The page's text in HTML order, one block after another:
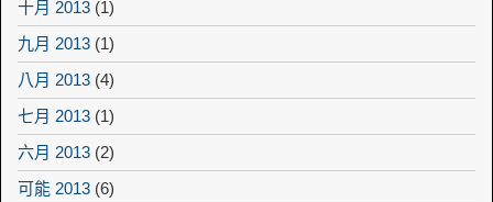
十月 2013 (1)
九月 2013 (1)
八月 2013 (4)
七月 2013 (1)
六月 2013 (2)
可能 2013 (6)